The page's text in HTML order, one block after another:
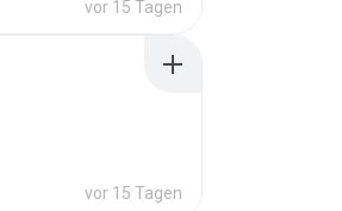
vor 15 Tagen
vor 15 Tagen